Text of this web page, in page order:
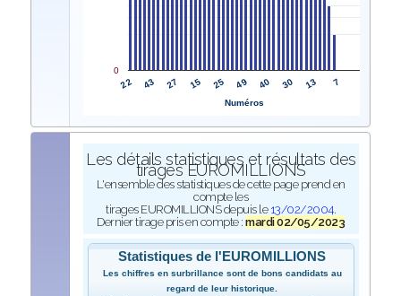
22 43 27 15 25 49 40 30 13 7
0
Numéros
Les détails statistiques et résultats des
tirages EUROMILLIONS
L'ensemble des statistiques de cette page prend en
compte les
tirages EUROMILLIONS depuis le 13/02/2004.
Dernier tirage pris en compte :mardi 02/05/2023
Statistiques de l'EUROMILLIONS
Les chiffres en surbrillance sont de bons candidats au
regard de leur historique.